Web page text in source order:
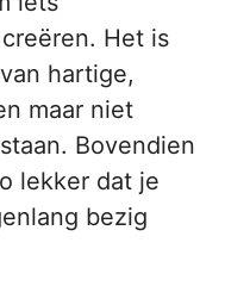
Het is
hartige,
maar niet
Bovendien
lekker dat je
bezig